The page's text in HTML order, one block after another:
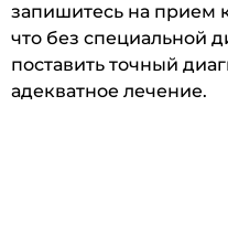
запишитесь на прием
что без специальной
поставить точный
адекватное лечение.